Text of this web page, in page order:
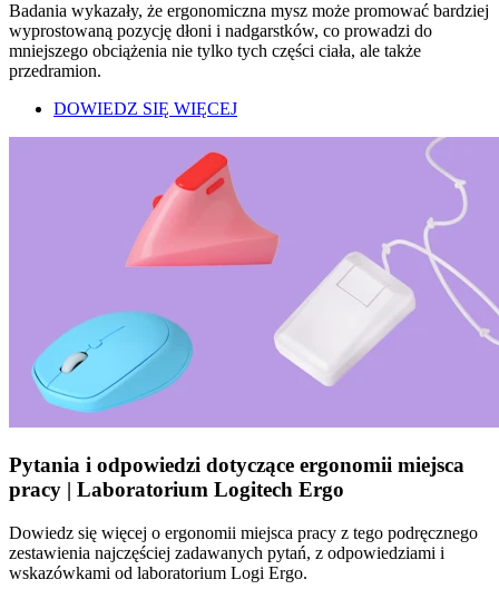
Badania wykazały, że ergonomiczna mysz może promować bardziej
wyprostowaną pozycję dłoni i nadgarstków, co prowadzi do
mniejszego obciążenia nie tylko tych części ciała, ale także
przedramion.
DOWIEDZ SIĘ WIĘCEJ
Pytania i odpowiedzi dotyczące ergonomii miejsca
pracy | Laboratorium Logitech Ergo
Dowiedz się więcej o ergonomii miejsca pracy z tego podręcznego
zestawienia najczęściej zadawanych pytań, z odpowiedziami i
wskazówkami od laboratorium Logi Ergo.